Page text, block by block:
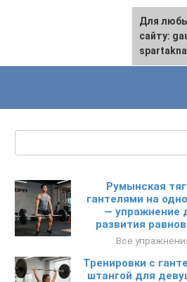
Румынская
гантелями на
— упражнение
развития
Все
Тренировки с
штангой для
Для
сайту: